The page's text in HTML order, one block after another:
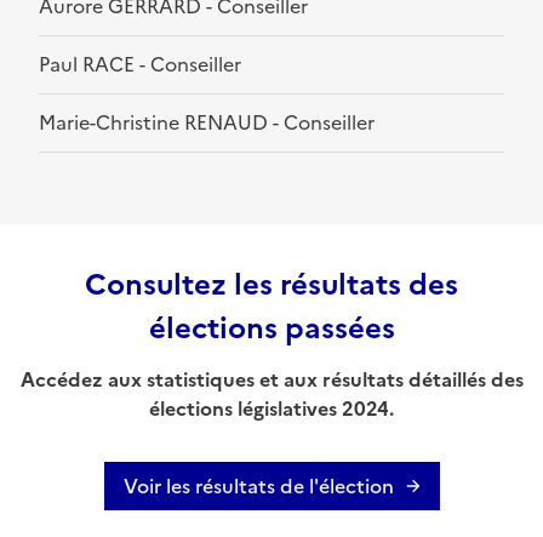
Aurore GERRARD - Conseiller
Paul RACE - Conseiller
Marie-Christine RENAUD - Conseiller
Consultez les résultats des
élections passées
Accédez aux statistiques et aux résultats détaillés des
élections législatives 2024.
Voir les résultats de l'élection